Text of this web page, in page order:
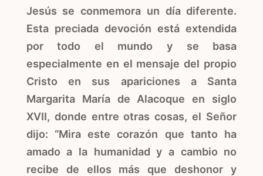
Jesús se conmemora un día diferente.
Esta preciada devoción está extendida
por todo el mundo y se basa
especialmente en el mensaje del propio
Cristo en sus apariciones a Santa
Margarita María de Alacoque en siglo
XVII, donde entre otras cosas, el Señor
dijo: “Mira este corazón que tanto ha
amado a la humanidad y a cambio no
recibe de ellos más que deshonor y